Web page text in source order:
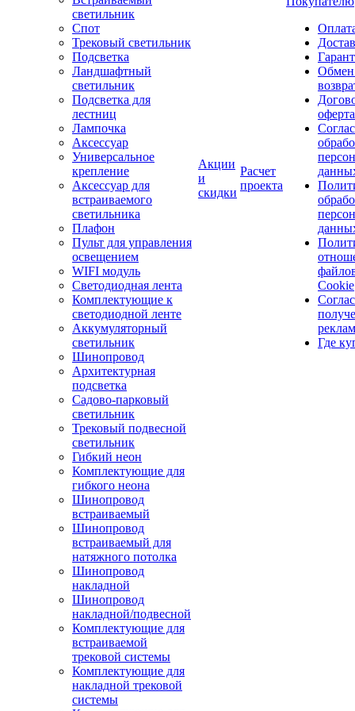
светильник
Спот
Трековый светильник
Подсветка
Ландшафтный
светильник
Подсветка для
лестниц
Лампочка
Аксессуар
Универсальное
крепление
Аксессуар для
встраиваемого
светильника
Плафон
Пульт для управления
освещением
WIFI модуль
Светодиодная лента
Комплектующие к
светодиодной ленте
Аккумуляторный
светильник
Шинопровод
Архитектурная
подсветка
Садово-парковый
светильник
Трековый подвесной
светильник
Гибкий неон
Комплектующие для
гибкого неона
Шинопровод
встраиваемый
Шинопровод
встраиваемый для
натяжного потолка
Шинопровод
накладной
Шинопровод
накладной/подвесной
Комплектующие для
встраиваемой
трековой системы
Комплектующие для
накладной трековой
системы
Акции
и
скидки
Расчет
проекта
оферта
Cookie
Где